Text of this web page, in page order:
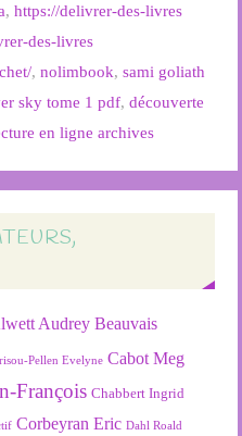
,https://delivrer-des-livres
des-livres
,nolimbook,sami goliath
sky tome 1 pdf,découverte
en ligne archives
Audrey Beauvais
Pellen Evelyne Cabot Meg
François Chabbert Ingrid
Corbeyran Eric Dahl Roald